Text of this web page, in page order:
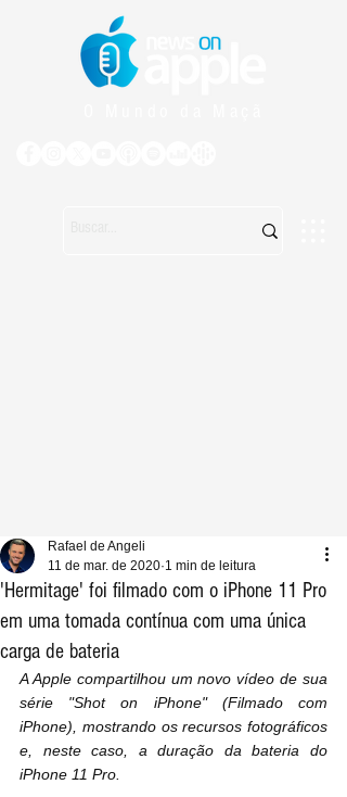
'Hermitage' foi filmado com o iPhone 11 Pro‌
em uma tomada contínua com uma única
carga de bateria
Rafael de Angeli
11 de mar. de 2020 1 min de leitura
A Apple compartilhou um novo vídeo de sua
série "Shot on iPhone" (Filmado com
iPhone), mostrando os recursos fotográficos
e, neste caso, a duração da bateria do
iPhone 11 Pro.